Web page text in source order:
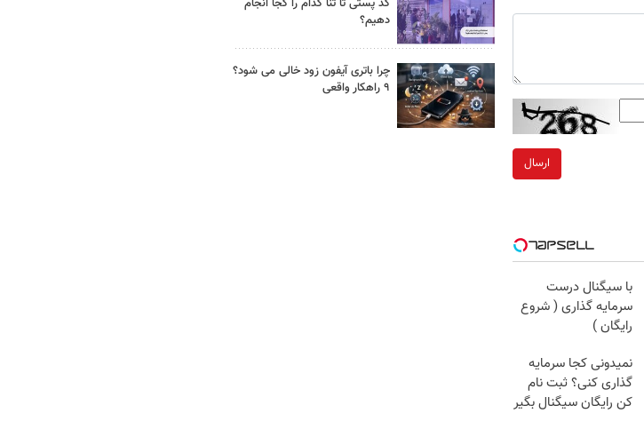
ارسال
با سیگنال درست
سرمایه گذاری ( شروع
رایگان )
نمیدونی کجا سرمایه
گذاری کنی؟ ثبت نام
کن رایگان سیگنال بگیر
کد پستی تا ثنا کدام را کجا انجام
دهیم؟
چرا باتری آیفون زود خالی می شود؟
۹ راهکار واقعی